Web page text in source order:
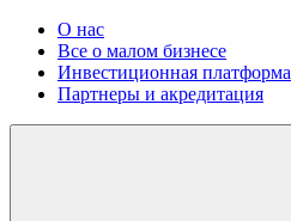
О нас
Все о малом бизнесе
Инвестиционная платформа
Партнеры и акредитация